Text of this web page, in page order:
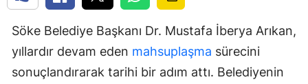
Söke Belediye Başkanı Dr. Mustafa İberya Arıkan,
yıllardır devam eden mahsuplaşma sürecini
sonuçlandırarak tarihi bir adım attı. Belediyenin